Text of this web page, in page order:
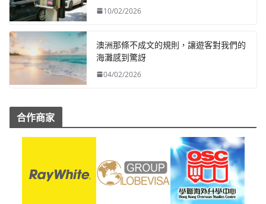
10/02/2026
澳洲那條不成文的規則，讓遊客對我們的
海灘感到驚訝
04/02/2026
合作商家